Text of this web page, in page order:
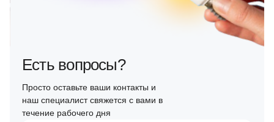
Есть вопросы?
Просто оставьте ваши контакты и
наш специалист свяжется с вами в
течение рабочего дня